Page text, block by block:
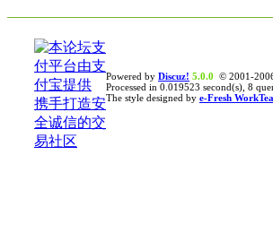
Powered by Discuz! 5.0.0 © 2001-
Processed in 0.019523 second(s), 8
The style designed by e-Fresh